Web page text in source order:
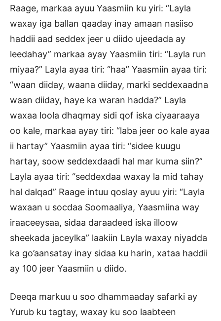
Raage, markaa ayuu Yaasmiin ku yiri: “Layla
waxay iga ballan qaaday inay amaan nasiiso
haddii aad seddex jeer u diido ujeedada ay
leedahay” markaa ayay Yaasmiin tiri: “Layla run
miyaa?” Layla ayaa tiri: “haa” Yaasmiin ayaa tiri:
“waan diiday, waana diiday, marki seddexaadna
waan diiday, haye ka waran hadda?” Layla
waxaa loola dhaqmay sidi qof iska ciyaaraaya
oo kale, markaa ayay tiri: “laba jeer oo kale ayaa
ii hartay” Yaasmiin ayaa tiri: “sidee kuugu
hartay, soow seddexdaadi hal mar kuma siin?”
Layla ayaa tiri: “seddexdaa waxay la mid tahay
hal dalqad” Raage intuu qoslay ayuu yiri: “Layla
waxaan u socdaa Soomaaliya, Yaasmiina way
iraaceeysaa, sidaa daraadeed iska illoow
sheekada jaceylka” laakiin Layla waxay niyadda
ka go’aansatay inay sidaa ku harin, xataa haddii
ay 100 jeer Yaasmiin u diido.
Deeqa markuu u soo dhammaaday safarki ay
Yurub ku tagtay, waxay ku soo laabteen